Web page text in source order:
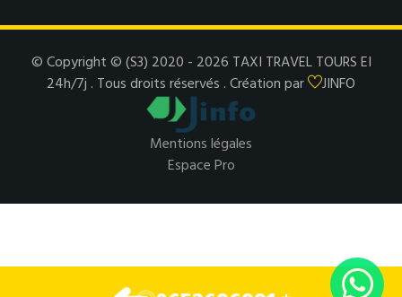
© Copyright © (S3) 2020 - 2026 TAXI TRAVEL TOURS EI
24h/7j . Tous droits réservés . Création par
JINFO
Mentions légales
Espace Pro